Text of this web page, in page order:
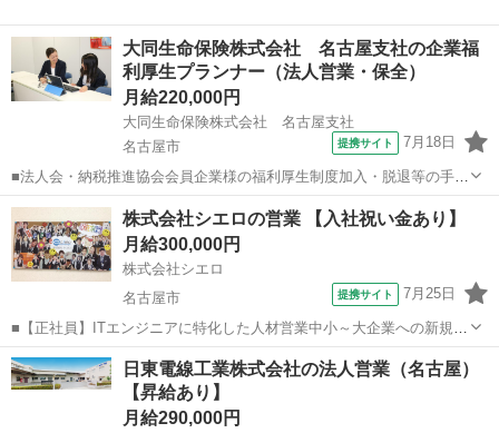
大同生命保険株式会社 名古屋支社の企業福
利厚生プランナー（法人営業・保全）
月給220,000円
大同生命保険株式会社 名古屋支社
名古屋市
提携サイト 7月18日
■法人会・納税推進協会会員企業様の福利厚生制度加入・脱退等の手続
きなどをお任せします。 家庭訪問ではなく、会員である法人企業様へ
と出向き、当社のお薦めするプランのご案内などがメイン。個人宅訪
問や知人・友人への保険勧誘は一切あ...
愛知 名古屋市 代理店営業
株式会社シエロの営業 【入社祝い金あり】
月給300,000円
株式会社シエロ
名古屋市
提携サイト 7月25日
■【正社員】ITエンジニアに特化した人材営業中小～大企業への新規及
びルート営業 ・企業へのアプローチ（新規3：既存7） ・エンジニアの
採用面談・企業への人材営業・就業現場への同行・終業後のフォロー
＼営業に集中できる分業体制を...
愛知 名古屋市 代理店営業
日東電線工業株式会社の法人営業（名古屋）
【昇給あり】
月給290,000円